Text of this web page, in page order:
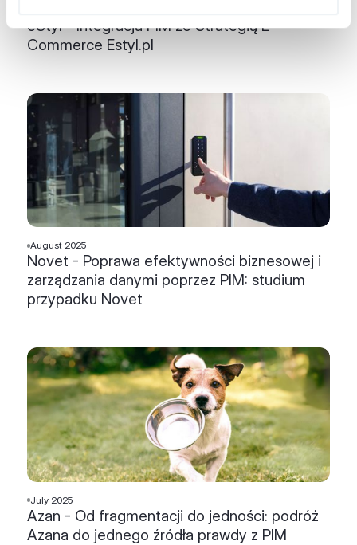
eStyl - Integracja PIM ze Strategią E-
Commerce Estyl.pl
August 2025
Novet - Poprawa efektywności biznesowej i
zarządzania danymi poprzez PIM: studium
przypadku Novet
July 2025
Azan - Od fragmentacji do jedności: podróż
Azana do jednego źródła prawdy z PIM